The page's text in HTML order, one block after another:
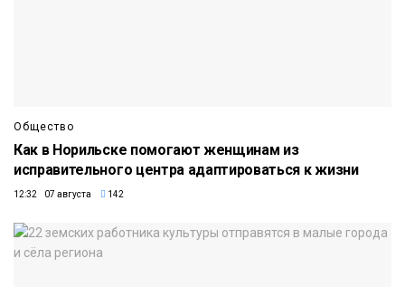
Общество
Как в Норильске помогают женщинам из
исправительного центра адаптироваться к жизни
12:32 07 августа 142